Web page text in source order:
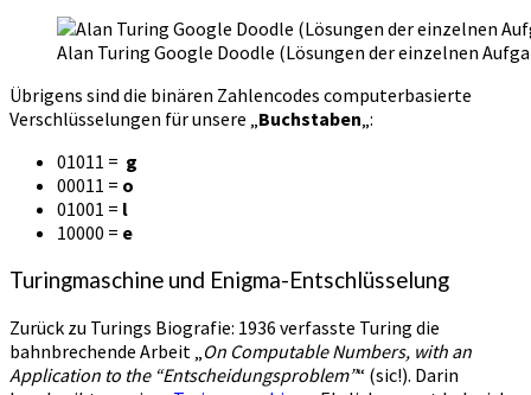
Alan Turing Google Doodle (Lösungen der einzelnen
Übrigens sind die binären Zahlencodes computerbasierte
Verschlüsselungen für unsere „Buchstaben„:
01011 = g
00011 = o
01001 = l
10000 = e
Turingmaschine und Enigma-Entschlüsselung
Zurück zu Turings Biografie: 1936 verfasste Turing die
bahnbrechende Arbeit „ On Computable Numbers, with an
Application to the “Entscheidungsproblem”“ (sic!). Darin